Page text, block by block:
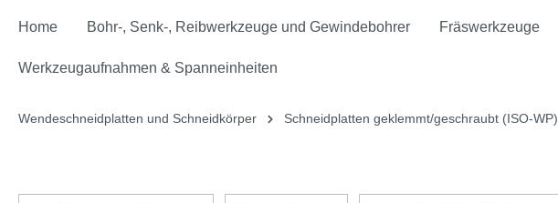
Home Bohr-, Senk-, Reibwerkzeuge und Gewindebohrer Fräswerkzeuge
Werkzeugaufnahmen & Spanneinheiten
Wendeschneidplatten und Schneidkörper Schneidplatten geklemmt/geschraubt (ISO-WP)